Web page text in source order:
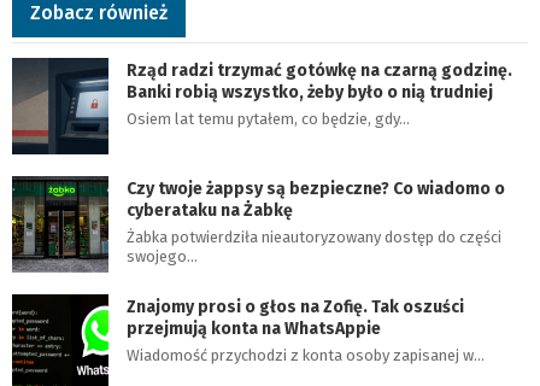
Zobacz również
Rząd radzi trzymać gotówkę na czarną godzinę.
Banki robią wszystko, żeby było o nią trudniej
Osiem lat temu pytałem, co będzie, gdy…
Czy twoje żappsy są bezpieczne? Co wiadomo o
cyberataku na Żabkę
Żabka potwierdziła nieautoryzowany dostęp do części
swojego…
Znajomy prosi o głos na Zofię. Tak oszuści
przejmują konta na WhatsAppie
Wiadomość przychodzi z konta osoby zapisanej w…